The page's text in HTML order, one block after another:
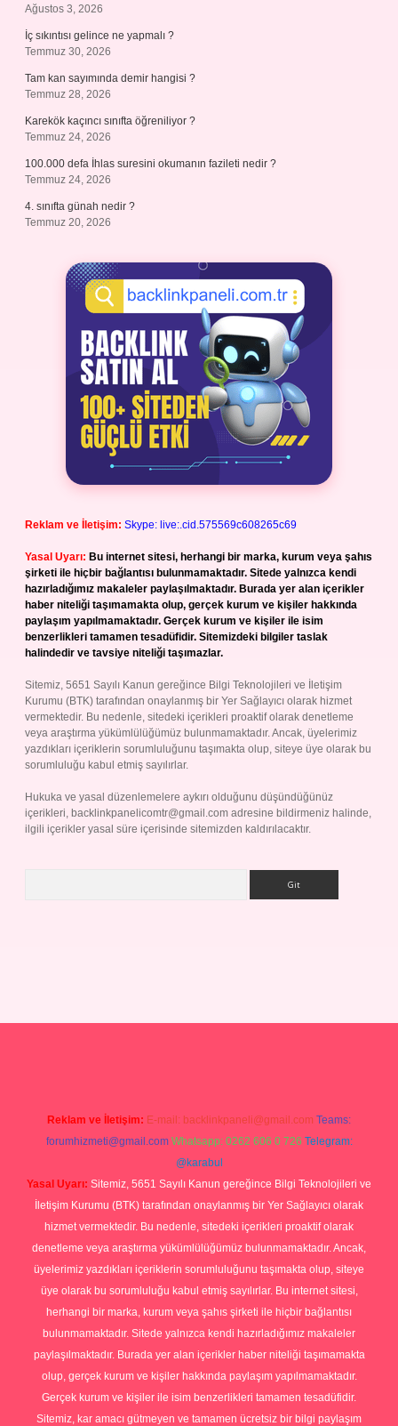
Ağustos 3, 2026
İç sıkıntısı gelince ne yapmalı ?
Temmuz 30, 2026
Tam kan sayımında demir hangisi ?
Temmuz 28, 2026
Karekök kaçıncı sınıfta öğreniliyor ?
Temmuz 24, 2026
100.000 defa İhlas suresini okumanın fazileti nedir ?
Temmuz 24, 2026
4. sınıfta günah nedir ?
Temmuz 20, 2026
Reklam ve İletişim: Skype: live:.cid.575569c608265c69
Yasal Uyarı: Bu internet sitesi, herhangi bir marka, kurum veya şahıs
şirketi ile hiçbir bağlantısı bulunmamaktadır. Sitede yalnızca kendi
hazırladığımız makaleler paylaşılmaktadır. Burada yer alan içerikler
haber niteliği taşımamakta olup, gerçek kurum ve kişiler hakkında
paylaşım yapılmamaktadır. Gerçek kurum ve kişiler ile isim
benzerlikleri tamamen tesadüfidir. Sitemizdeki bilgiler taslak
halindedir ve tavsiye niteliği taşımazlar.
Sitemiz, 5651 Sayılı Kanun gereğince Bilgi Teknolojileri ve İletişim
Kurumu (BTK) tarafından onaylanmış bir Yer Sağlayıcı olarak hizmet
vermektedir. Bu nedenle, sitedeki içerikleri proaktif olarak denetleme
veya araştırma yükümlülüğümüz bulunmamaktadır. Ancak, üyelerimiz
yazdıkları içeriklerin sorumluluğunu taşımakta olup, siteye üye olarak bu
sorumluluğu kabul etmiş sayılırlar.
Hukuka ve yasal düzenlemelere aykırı olduğunu düşündüğünüz
içerikleri, backlinkpanelicomtr@gmail.com adresine bildirmeniz halinde,
ilgili içerikler yasal süre içerisinde sitemizden kaldırılacaktır.
Reklam ve İletişim: E-mail: backlinkpaneli@gmail.com Teams:
forumhizmeti@gmail.com Whatsapp: 0262 606 0 726 Telegram:
@karabul
Yasal Uyarı: Sitemiz, 5651 Sayılı Kanun gereğince Bilgi Teknolojileri ve
İletişim Kurumu (BTK) tarafından onaylanmış bir Yer Sağlayıcı olarak
hizmet vermektedir. Bu nedenle, sitedeki içerikleri proaktif olarak
denetleme veya araştırma yükümlülüğümüz bulunmamaktadır. Ancak,
üyelerimiz yazdıkları içeriklerin sorumluluğunu taşımakta olup, siteye
üye olarak bu sorumluluğu kabul etmiş sayılırlar. Bu internet sitesi,
herhangi bir marka, kurum veya şahıs şirketi ile hiçbir bağlantısı
bulunmamaktadır. Sitede yalnızca kendi hazırladığımız makaleler
paylaşılmaktadır. Burada yer alan içerikler haber niteliği taşımamakta
olup, gerçek kurum ve kişiler hakkında paylaşım yapılmamaktadır.
Gerçek kurum ve kişiler ile isim benzerlikleri tamamen tesadüfidir.
Sitemiz, kar amacı gütmeyen ve tamamen ücretsiz bir bilgi paylaşım